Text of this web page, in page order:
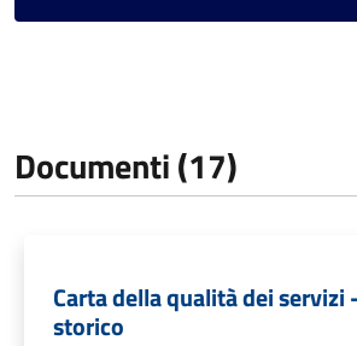
Documenti (17)
Carta della qualità dei servizi
storico